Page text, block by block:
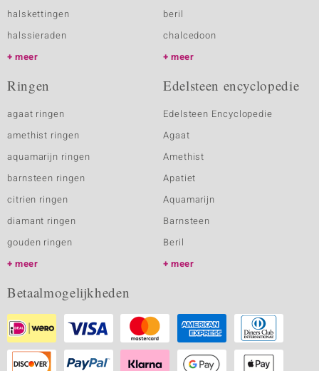
halskettingen
halssieraden
meer
beril
chalcedoon
meer
Ringen
agaat ringen
amethist ringen
aquamarijn ringen
barnsteen ringen
citrien ringen
diamant ringen
gouden ringen
meer
Edelsteen encyclopedie
Edelsteen Encyclopedie
Agaat
Amethist
Apatiet
Aquamarijn
Barnsteen
Beril
meer
Betaalmogelijkheden